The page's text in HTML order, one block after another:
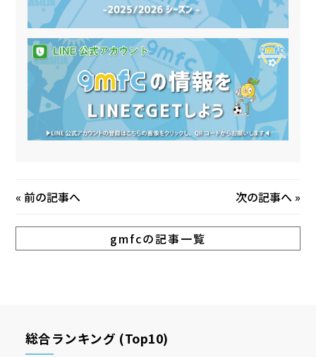
«前の記事へ 次の記事へ »
gmfcの記事一覧
総合ランキング (Top10)